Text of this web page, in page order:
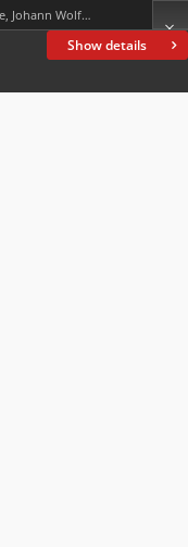
Show details
Goethe, Johann Wolfgang von (1749-1832)